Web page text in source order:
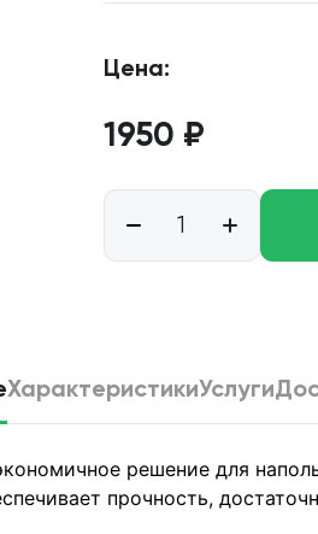
Цена:
1950 ₽
ХарактеристикиУслуги
решение для
прочность,